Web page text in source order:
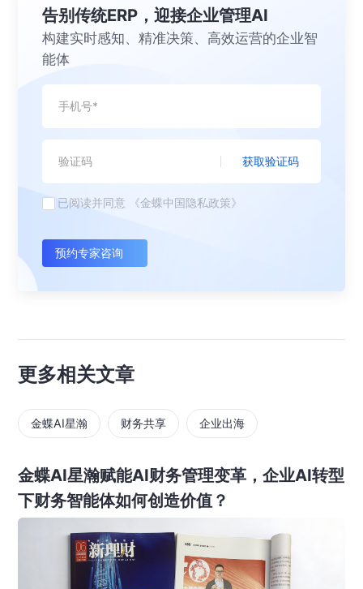
告别传统ERP，迎接企业管理AI
构建实时感知、精准决策、高效运营的企业智
能体
获取验证码
已阅读并同意 《金蝶中国隐私政策》
预约专家咨询
更多相关文章
金蝶AI星瀚 财务共享 企业出海
金蝶AI星瀚赋能AI财务管理变革，企业AI转型
下财务智能体如何创造价值？